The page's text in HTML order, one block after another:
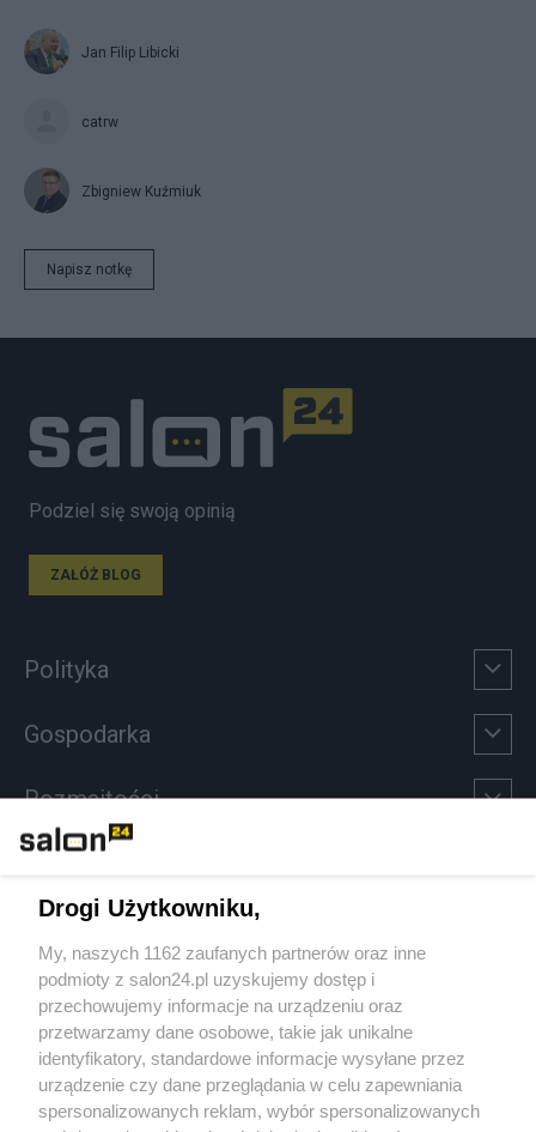
Jan Filip Libicki
catrw
Zbigniew Kuźmiuk
Napisz notkę
Podziel się swoją opinią
ZAŁÓŻ BLOG
Polityka
Gospodarka
Rozmaitości
Sport
Społeczeństwo
Kultura
Drogi Użytkowniku,
My, naszych 1162 zaufanych partnerów oraz inne
podmioty z salon24.pl uzyskujemy dostęp i
przechowujemy informacje na urządzeniu oraz
przetwarzamy dane osobowe, takie jak unikalne
identyfikatory, standardowe informacje wysyłane przez
urządzenie czy dane przeglądania w celu zapewniania
spersonalizowanych reklam, wybór spersonalizowanych